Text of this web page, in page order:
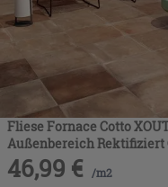
Fliese Fornace Cotto
Außenbereich Rektifiziert
46,99 € /m2